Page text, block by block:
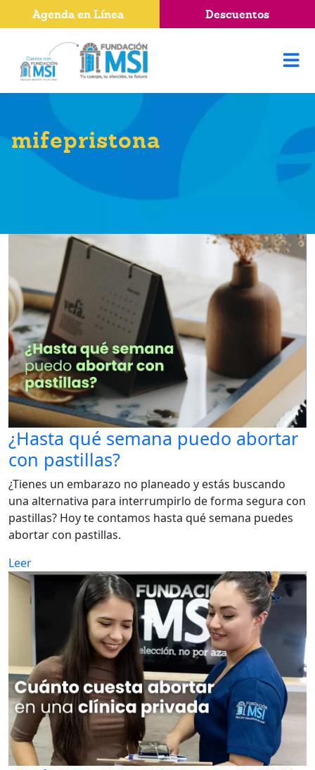
mifepristona
¿Hasta qué semana puedo abortar
con pastillas?
¿Tienes un embarazo no planeado y estás buscando
una alternativa para interrumpirlo de forma segura con
pastillas? Hoy te contamos hasta qué semana puedes
abortar con pastillas.
Leer
Agenda en Línea Descuentos